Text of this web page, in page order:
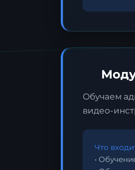
Обучаем
видео-
Что
•